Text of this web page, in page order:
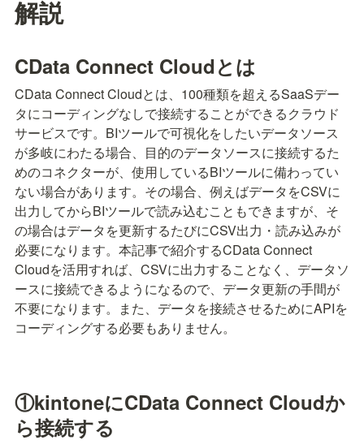
解説
CData Connect Cloudとは
CData Connect Cloudとは、100種類を超えるSaaSデー
タにコーディングなしで接続することができるクラウド
サービスです。BIツールで可視化をしたいデータソース
が多岐にわたる場合、目的のデータソースに接続するた
めのコネクターが、使用しているBIツールに備わってい
ない場合があります。その場合、例えばデータをCSVに
出力してからBIツールで読み込むこともできますが、そ
の場合はデータを更新するたびにCSV出力・読み込みが
必要になります。本記事で紹介するCData Connect
Cloudを活用すれば、CSVに出力することなく、データソ
ースに接続できるようになるので、データ更新の手間が
不要になります。また、データを接続させるためにAPIを
コーディングする必要もありません。
①kintoneにCData Connect Cloudか
ら接続する